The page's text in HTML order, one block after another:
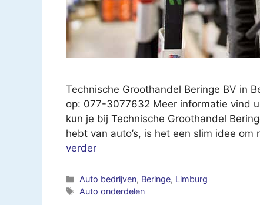
Technische Groothandel Beringe BV in
op: 077-3077632 Meer informatie vind
kun je bij Technische Groothandel
hebt van auto’s, is het een slim idee
verder
Categorieën
Auto bedrijven, Beringe, Limburg
Tags
Auto onderdelen